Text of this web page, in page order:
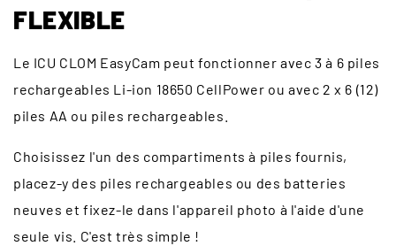
FLEXIBLE
Le ICU CLOM EasyCam peut fonctionner avec 3 à 6 piles
rechargeables Li-ion 18650 CellPower ou avec 2 x 6 (12)
piles AA ou piles rechargeables.
Choisissez l'un des compartiments à piles fournis,
placez-y des piles rechargeables ou des batteries
neuves et fixez-le dans l'appareil photo à l'aide d'une
seule vis. C'est très simple !